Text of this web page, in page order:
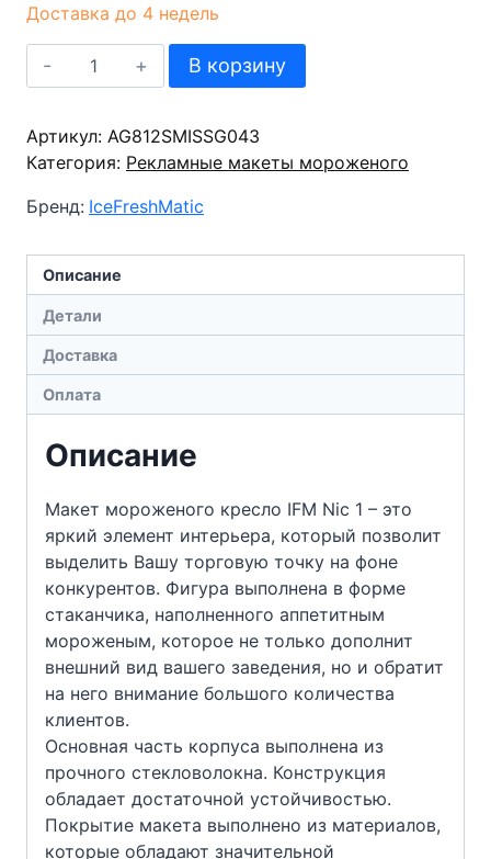
Доставка до 4 недель
Количество
товара
мороженого
кресло
Nic
В корзину
Артикул: AG812SMISSG043
Категория: Рекламные макеты мороженого
Бренд: IceFreshMatic
Описание
Детали
Доставка
Оплата
Описание
Макет мороженого кресло IFM Nic 1 – это
яркий элемент интерьера, который позволит
выделить Вашу торговую точку на фоне
конкурентов. Фигура выполнена в форме
стаканчика, наполненного аппетитным
мороженым, которое не только дополнит
внешний вид вашего заведения, но и обратит
на него внимание большого количества
клиентов.
Основная часть корпуса выполнена из
прочного стекловолокна. Конструкция
обладает достаточной устойчивостью.
Покрытие макета выполнено из материалов,
которые обладают значительной